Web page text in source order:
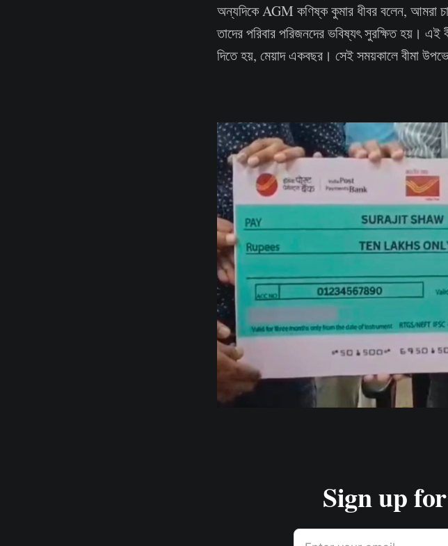
অন্যদিকে AGM কণিষ্ক কুমার ধীবর বলেন, আমরা
তাদের পরিবার পরিজনদের ভবিষ্যৎ সুরক্ষিত হয়। এই
দিতে হয়, মেয়াদ একবছর। সেই সময়কালে বীমা
Sign up